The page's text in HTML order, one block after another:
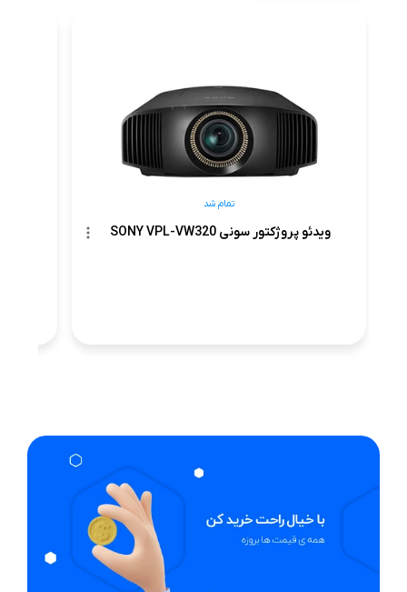
ویدئو پروژکتور سونی SONY VPL-VW320
تمام شد